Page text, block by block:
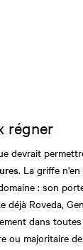
régner
devrait
. La griffe
: son
déjà Roveda,
dans
ou majoritaire